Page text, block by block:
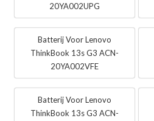
20YA002UPG
Batterij Voor Lenovo
ThinkBook 13s G3 ACN-
20YA002VFE
Batterij Voor Lenovo
ThinkBook 13s G3 ACN-